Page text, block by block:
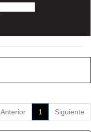
Anterior 1 Siguiente